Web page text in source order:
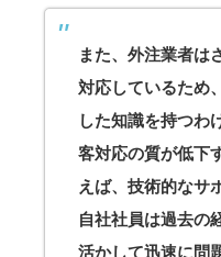
また、外注業者は
対応しているため
した知識を持つわ
客対応の質が低下
えば、技術的なサ
自社社員は過去の
活かして迅速に問